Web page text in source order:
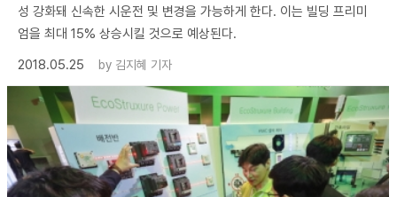
성 강화돼 신속한 시운전 및 변경을 가능하게 한다. 이는 빌딩 프리미
엄을 최대 15% 상승시킬 것으로 예상된다.
2018.05.25
by 김지혜 기자